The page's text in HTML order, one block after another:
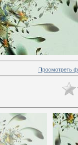
Просмотреть